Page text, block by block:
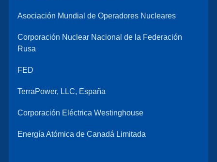
Asociación Mundial de Operadores Nucleares
Corporación Nuclear Nacional de la Federación
Rusa
FED
TerraPower, LLC, España
Corporación Eléctrica Westinghouse
Energía Atómica de Canadá Limitada